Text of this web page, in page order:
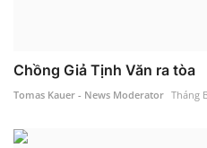
Chồng Giả Tịnh Văn ra tòa
Tomas Kauer - News Moderator Tháng